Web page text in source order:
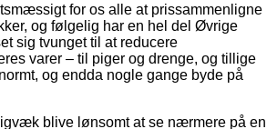
for os alle at prissammenligne
og følgelig har en hel del Øvrige
sig tvunget til at reducere
varer – til piger og drenge, og tillige
og endda nogle gange byde på
blive lønsomt at se nærmere på en